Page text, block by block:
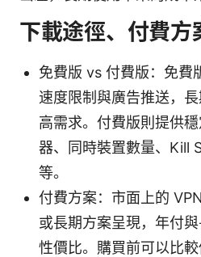
下載途徑、付費方
免費版 vs 付費版：免費
速度限制與廣告推送，
高需求。付費版則提供
器、同時裝置數量、Kill
等。
付費方案：市面上的
或長期方案呈現，年付
性價比。購買前可以比